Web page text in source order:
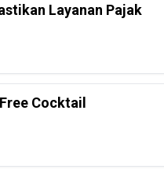
Layanan Pajak
Cocktail